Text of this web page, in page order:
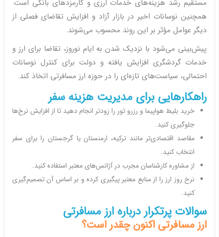
مستقیم رشد هزینه‌های خدمات ارزی و کارمزدهای بانکی است.
همچنین نوسانات اخیر در بازار آزاد و افزایش تقاضای فصلی از
دیگر عوامل مؤثر بر این روند محسوب می‌شوند.
پیش‌بینی می‌شود با نزدیک شدن به ایام نوروز، تقاضا برای ارز و
خدمات گردشگری افزایش یافته و دولت برای کنترل نوسانات
احتمالی، سیاست‌های تازه‌ای را در حوزه ارز مسافرتی اتخاذ کند.
راهکارهایی برای مدیریت هزینه سفر
خرید بلیط هواپیما و رزرو تور را زودتر انجام دهید تا از افزایش نرخ‌ها
جلوگیری کنید.
مقاصد اقتصادی‌تر مانند ترکیه، ارمنستان یا گرجستان را برای سفر
انتخاب کنید.
از مشاوره کارشناسان مجرب در آژانس‌های معتبر استفاده کنید.
نرخ روز ارز را از منابع معتبر پیگیری کرده و بر اساس آن تصمیم‌گیری
کنید.
سوالات پرتکرار درباره ارز مسافرتی
ارز مسافرتی اکنون چقدر است؟